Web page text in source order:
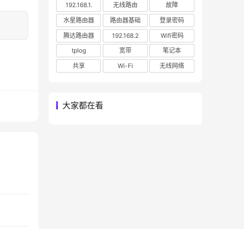
192.168.1. 无线路由
故障
水星路由器
路由器基础
登录密码
腾达路由器
192.168.2
Wifi密码
tplog
宽带
笔记本
共享
Wi-Fi 无线网络
大家都在看